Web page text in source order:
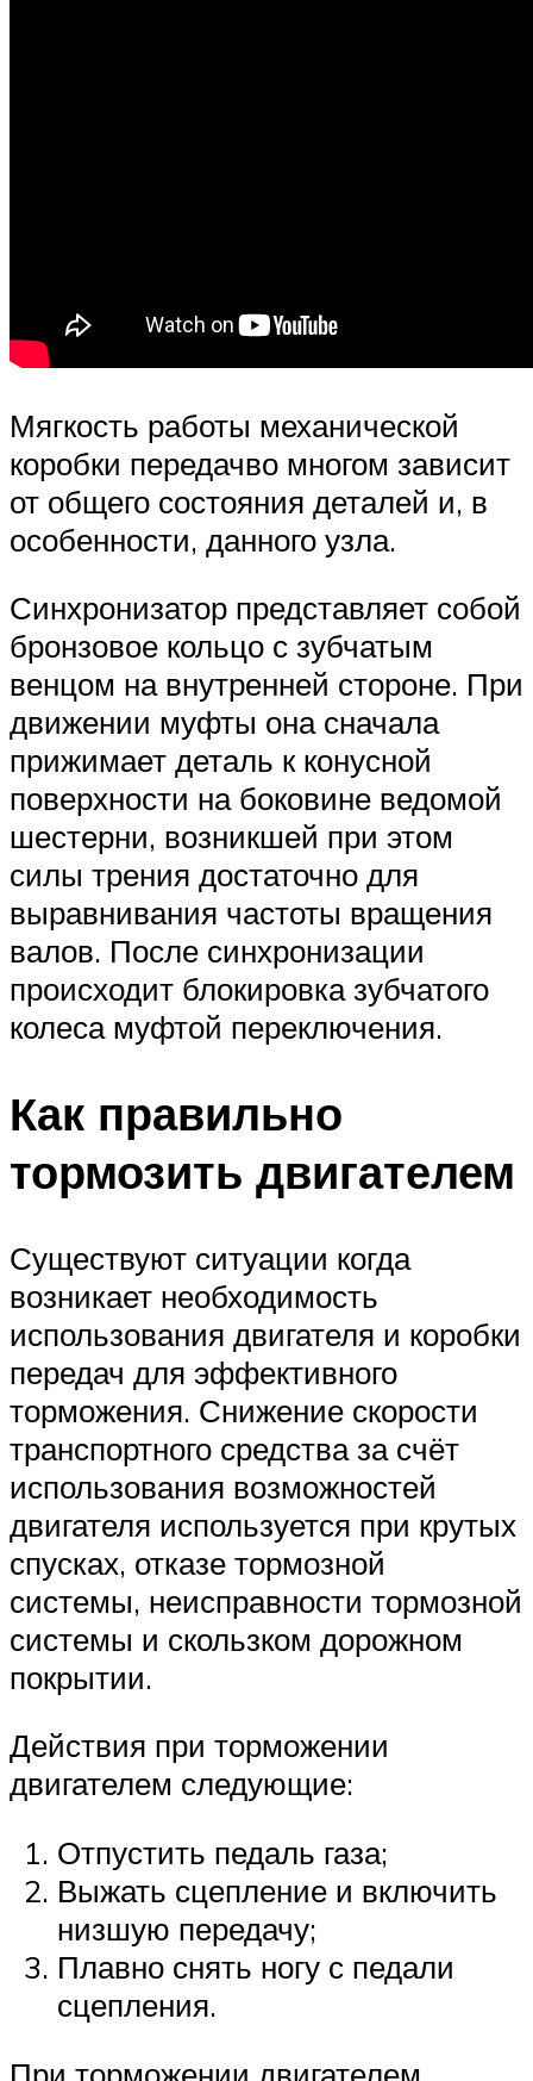
Мягкость работы механической
коробки передачво многом зависит
от общего состояния деталей и, в
особенности, данного узла.
Синхронизатор представляет собой
бронзовое кольцо с зубчатым
венцом на внутренней стороне. При
движении муфты она сначала
прижимает деталь к конусной
поверхности на боковине ведомой
шестерни, возникшей при этом
силы трения достаточно для
выравнивания частоты вращения
валов. После синхронизации
происходит блокировка зубчатого
колеса муфтой переключения.
Как правильно
тормозить двигателем
Существуют ситуации когда
возникает необходимость
использования двигателя и коробки
передач для эффективного
торможения. Снижение скорости
транспортного средства за счёт
использования возможностей
двигателя используется при крутых
спусках, отказе тормозной
системы, неисправности тормозной
системы и скользком дорожном
покрытии.
Действия при торможении
двигателем следующие:
Отпустить педаль газа;
Выжать сцепление и включить
низшую передачу;
Плавно снять ногу с педали
сцепления.